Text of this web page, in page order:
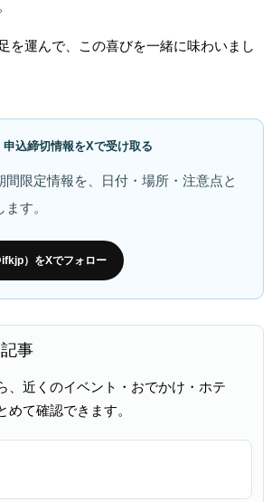
を運んで、この喜びを一緒に味わいまし
込締切情報をXで受け取る
間限定情報を、日付・場所・注意点と
す。
）をXでフォロー
事
、近くのイベント・おでかけ・ホテ
めて確認できます。